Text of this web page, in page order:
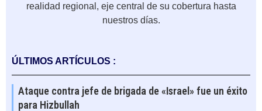
realidad regional, eje central de su cobertura hasta
nuestros días.
ÚLTIMOS ARTÍCULOS :
Ataque contra jefe de brigada de «Israel» fue un éxito
para Hizbullah